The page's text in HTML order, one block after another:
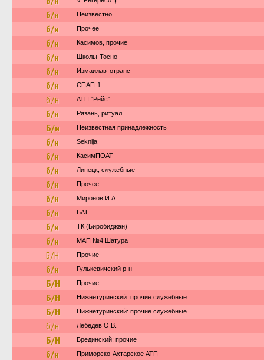
б/н Неизвестно
б/н Прочее
б/н Касимов, прочие
б/н Школы-Тосно
б/н Измаилавтотранс
б/н СПАП-1
б/н АТП "Рейс"
б/н Рязань, ритуал.
Б/н Неизвестная принадлежность
б/н Seknija
б/н КасимПОАТ
б/н Липецк, служебные
б/н Прочее
б/н Миронов И.А.
б/н БАТ
б/н ТК (Биробиджан)
б/н МАП №4 Шатура
Б/Н Прочие
б/н Гулькевичский р-н
Б/Н Прочие
Б/Н Нижнетуринский: прочие служебные
Б/Н Нижнетуринский: прочие служебные
б/н Лебедев О.В.
Б/Н Брединский: прочие
б/н Приморско-Ахтарское АТП